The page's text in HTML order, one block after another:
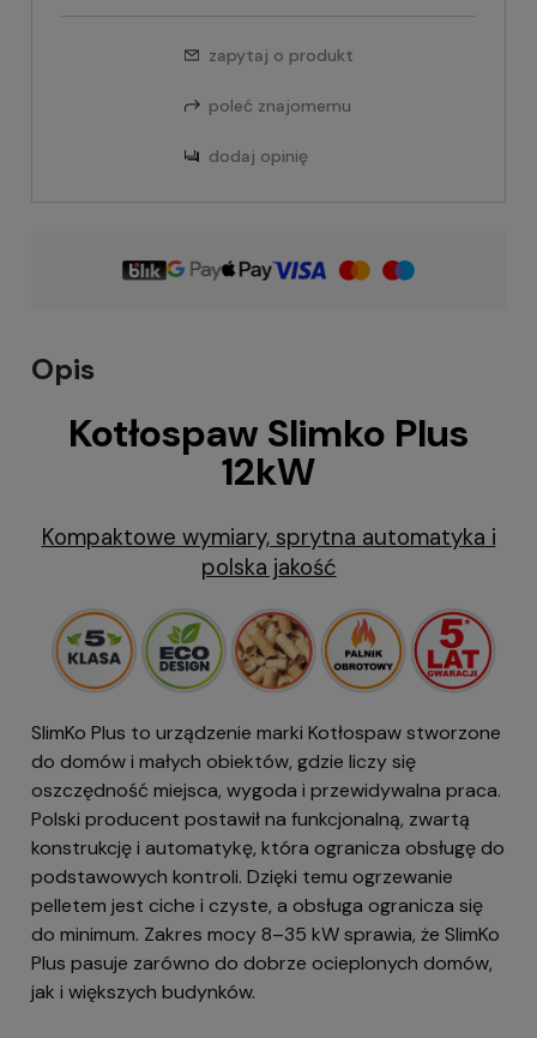
zapytaj o produkt
poleć znajomemu
dodaj opinię
Opis
Kotłospaw Slimko Plus
12kW
Kompaktowe wymiary, sprytna automatyka i
polska jakość
SlimKo Plus to urządzenie marki Kotłospaw stworzone
do domów i małych obiektów, gdzie liczy się
oszczędność miejsca, wygoda i przewidywalna praca.
Polski producent postawił na funkcjonalną, zwartą
konstrukcję i automatykę, która ogranicza obsługę do
podstawowych kontroli. Dzięki temu ogrzewanie
pelletem jest ciche i czyste, a obsługa ogranicza się
do minimum. Zakres mocy 8–35 kW sprawia, że SlimKo
Plus pasuje zarówno do dobrze ocieplonych domów,
jak i większych budynków.